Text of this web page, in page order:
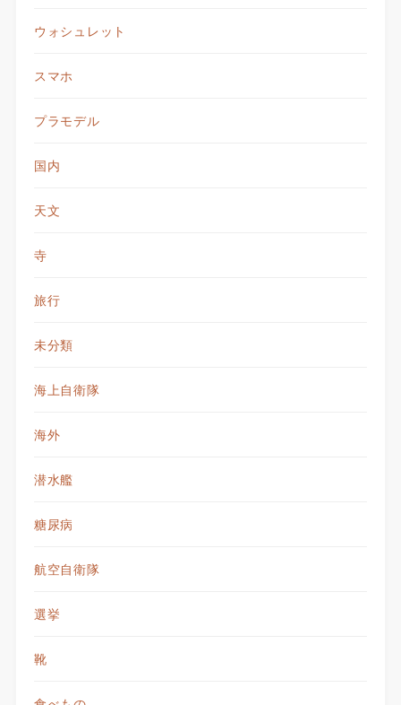
ウォシュレット
スマホ
プラモデル
国内
天文
寺
旅行
未分類
海上自衛隊
海外
潜水艦
糖尿病
航空自衛隊
選挙
靴